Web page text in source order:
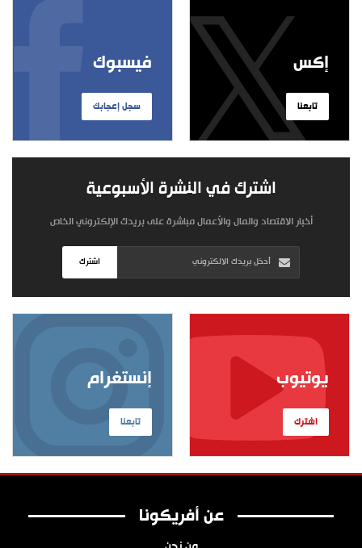
فيسبوك
سجل إعجابك
إكس
تابعنا
اشترك في النشرة الأسبوعية
أخبار الاقتصاد والمال والأعمال مباشرة على بريدك الإلكتروني الخاص
اشترك
إنستغرام
تابعنا
يوتيوب
اشترك
عن أفريكونا